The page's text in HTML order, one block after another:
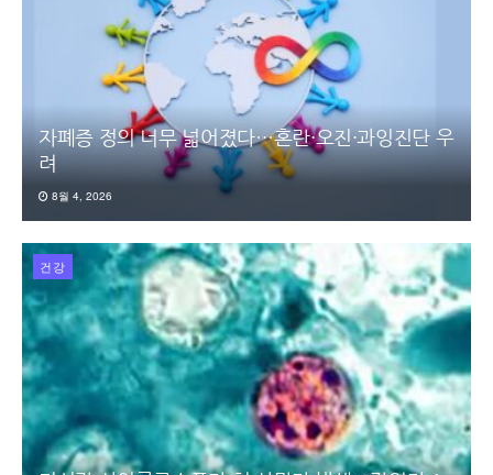
자폐증 정의 너무 넓어졌다…혼란·오진·과잉진단 우
려
8월 4, 2026
건강